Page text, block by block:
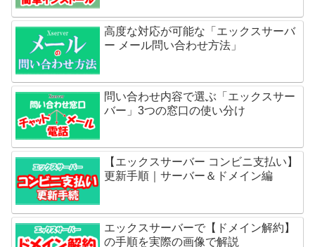
高度な対応が可能な「エックスサーバ
ー メール問い合わせ方法」
問い合わせ内容で選ぶ「エックスサー
バー」3つの窓口の使い分け
【エックスサーバー コンビニ支払い】
更新手順｜サーバー＆ドメイン編
エックスサーバーで【ドメイン解約】
の手順を実際の画像で解説